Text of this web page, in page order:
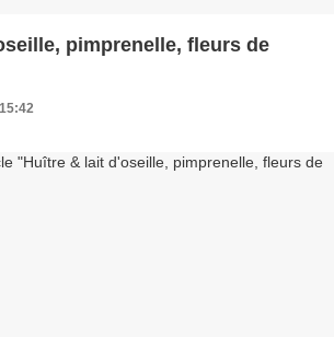
pimprenelle, fleurs de